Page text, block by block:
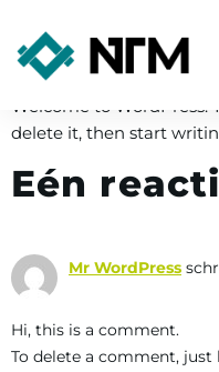
Hello
Welcome to WordPress.
delete it, then start
Eén
Mr WordPress
Hi, this is a comment.
To delete a comment,